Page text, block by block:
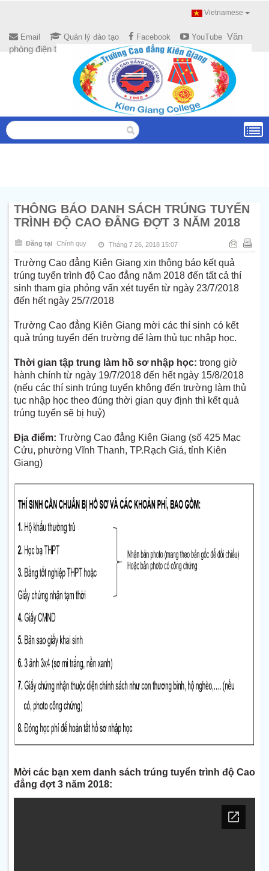
Vietnamese
Email Quản lý đào tạo Facebook YouTube Văn
phòng điện tử
THÔNG BÁO DANH SÁCH TRÚNG TUYỂN
TRÌNH ĐỘ CAO ĐẲNG ĐỢT 3 NĂM 2018
Đăng tại Chính quy Tháng 7 26, 2018 15:07
Trường Cao đẳng Kiên Giang xin thông báo kết quả
trúng tuyển trình độ Cao đẳng năm 2018 đến tất cả thí
sinh tham gia phỏng vấn xét tuyển từ ngày 23/7/2018
đến hết ngày 25/7/2018
Trường Cao đẳng Kiên Giang mời các thí sinh có kết
quả trúng tuyển đến trường để làm thủ tục nhập học.
Thời gian tập trung làm hồ sơ nhập học: trong giờ
hành chính từ ngày 19/7/2018 đến hết ngày 15/8/2018
(nếu các thí sinh trúng tuyển không đến trường làm thủ
tục nhập học theo đúng thời gian quy định thì kết quả
trúng tuyển sẽ bị huỷ)
Địa điểm: Trường Cao đẳng Kiên Giang (số 425 Mạc
Cửu, phường Vĩnh Thanh, TP.Rạch Giá, tỉnh Kiên
Giang)
Mời các bạn xem danh sách trúng tuyển trình độ Cao
đẳng đợt 3 năm 2018: